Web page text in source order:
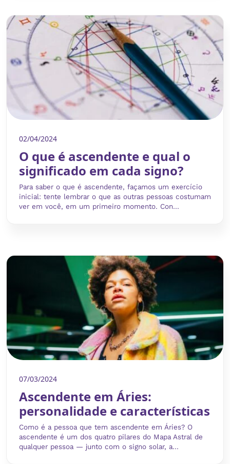
02/04/2024
O que é ascendente e qual o
significado em cada signo?
Para saber o que é ascendente, façamos um exercício
inicial: tente lembrar o que as outras pessoas costumam
ver em você, em um primeiro momento. Con...
07/03/2024
Ascendente em Áries:
personalidade e características
Como é a pessoa que tem ascendente em Áries? O
ascendente é um dos quatro pilares do Mapa Astral de
qualquer pessoa — junto com o signo solar, a...